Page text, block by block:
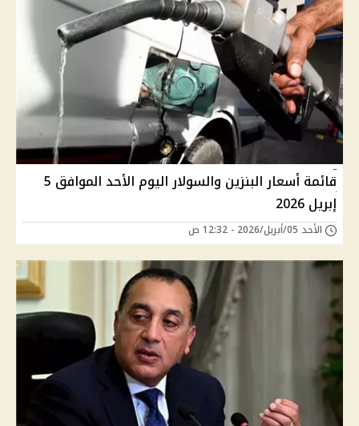
قائمة أسعار البنزين والسولار اليوم الأحد الموافق 5
إبريل 2026
الأحد 05/أبريل/2026 - 12:32 ص